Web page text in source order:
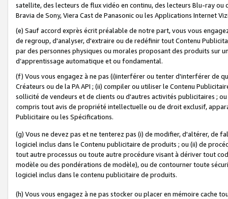
satellite, des lecteurs de flux vidéo en continu, des lecteurs Blu-ray
Bravia de Sony, Viera Cast de Panasonic ou les Applications Internet
(e) Sauf accord exprès écrit préalable de notre part, vous vous
de regroup, d'analyser, d'extraire ou de redéfinir tout Contenu
par des personnes physiques ou morales proposant des produits sur
d’apprentissage automatique et ou fondamental.
(f) Vous vous engagez à ne pas (i)interférer ou tenter d'interférer de
Créateurs ou de la PA API ; (ii) compiler ou utiliser le Contenu
sollicité de vendeurs et de clients ou d'autres activités publicitaires ;
compris tout avis de propriété intellectuelle ou de droit exclusif,
Publicitaire ou les Spécifications.
(g) Vous ne devez pas et ne tenterez pas (i) de modifier, d'altérer, de
logiciel inclus dans le Contenu publicitaire de produits ; ou (ii) de
tout autre processus ou toute autre procédure visant à dériver tout
modèle ou des pondérations de modèle), ou de contourner toute
logiciel inclus dans le contenu publicitaire de produits.
(h) Vous vous engagez à ne pas stocker ou placer en mémoire cache